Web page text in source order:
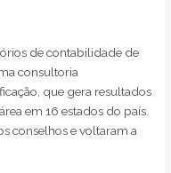
de contabilidade de
consultoria
que gera resultados
em 16 estados do país.
conselhos e voltaram a